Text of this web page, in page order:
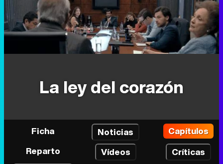
La ley del corazón
Ficha Noticias
Capítulos
Reparto
Vídeos
Críticas